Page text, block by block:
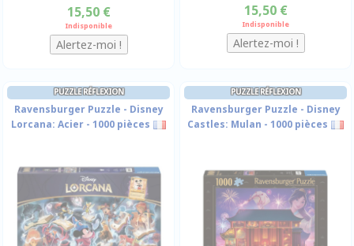
15,50 €
Indisponible
15,50 €
Indisponible
PUZZLE RÉFLEXION
Ravensburger Puzzle - Disney
Lorcana: Acier - 1000 pièces
PUZZLE RÉFLEXION
Ravensburger Puzzle - Disney
Castles: Mulan - 1000 pièces